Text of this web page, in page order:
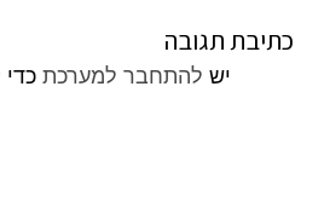
כתיבת תגובה
יש להתחבר למערכת